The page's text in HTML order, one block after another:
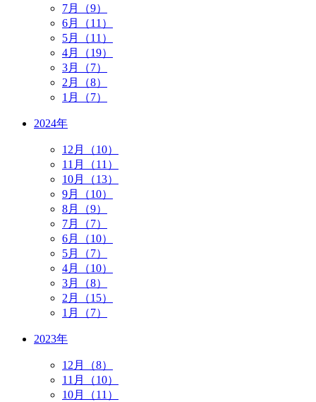
7月（9）
6月（11）
5月（11）
4月（19）
3月（7）
2月（8）
1月（7）
2024年
12月（10）
11月（11）
10月（13）
9月（10）
8月（9）
7月（7）
6月（10）
5月（7）
4月（10）
3月（8）
2月（15）
1月（7）
2023年
12月（8）
11月（10）
10月（11）